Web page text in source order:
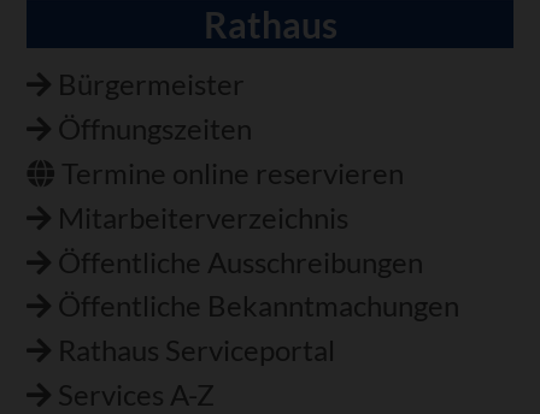
Rathaus
Bürgermeister
Öffnungszeiten
Termine online reservieren
Mitarbeiterverzeichnis
Öffentliche Ausschreibungen
Öffentliche Bekanntmachungen
Rathaus Serviceportal
Services A-Z